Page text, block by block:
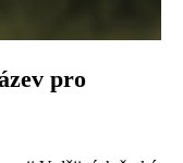
pro